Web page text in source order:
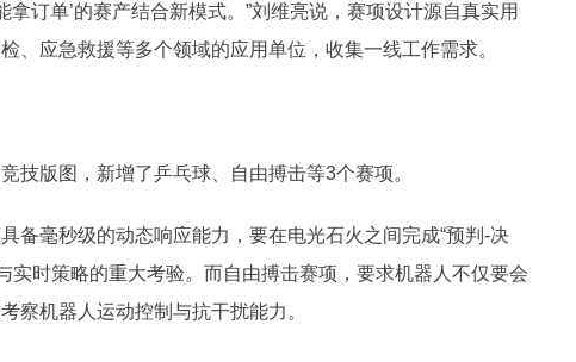
拿订单’的赛产结合新模式。”刘维亮说，赛项设计源自真实用
、应急救援等多个领域的应用单位，收集一线工作需求。
技版图，新增了乒乓球、自由搏击等3个赛项。
备毫秒级的动态响应能力，要在电光石火之间完成“预判-决
实时策略的重大考验。而自由搏击赛项，要求机器人不仅要会
察机器人运动控制与抗干扰能力。